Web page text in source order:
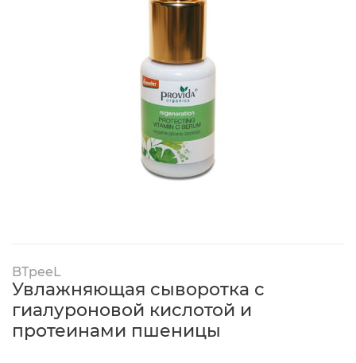
BTpeeL
Увлажняющая сыворотка с
гиалуроновой кислотой и
протеинами пшеницы